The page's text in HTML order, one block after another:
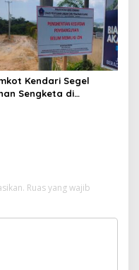
Kendari Segel
Sengketa di
Ruas yang wajib